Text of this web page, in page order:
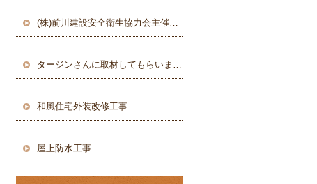
(株)前川建設安全衛生協力会主催 第五回ゴルフコンペ
タージンさんに取材してもらいました♪
和風住宅外装改修工事
屋上防水工事